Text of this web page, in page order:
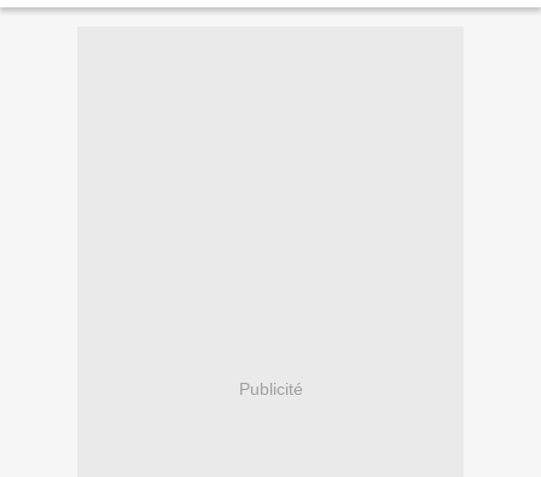
Publicité